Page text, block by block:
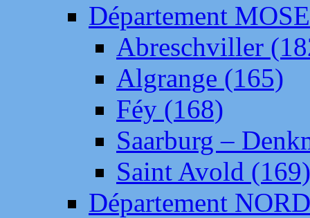
Département
Abreschviller
Algrange (165)
Féy (168)
Saarburg –
Saint Avold (169)
Département NORD